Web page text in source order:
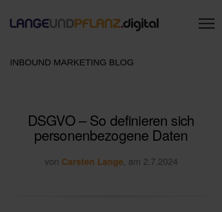
INBOUND MARKETING BLOG
DSGVO – So definieren sich
personenbezogene Daten
von Carsten Lange, am 2.7.2024